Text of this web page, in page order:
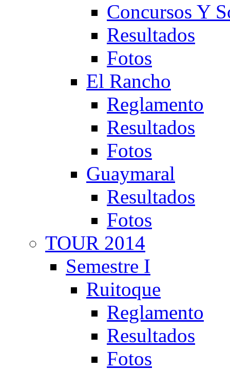
Concursos Y
Resultados
Fotos
El Rancho
Reglamento
Resultados
Fotos
Guaymaral
Resultados
Fotos
TOUR 2014
Semestre I
Ruitoque
Reglamento
Resultados
Fotos